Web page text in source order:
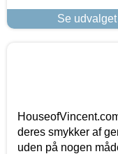
Se
deres smykker af
uden på nogen